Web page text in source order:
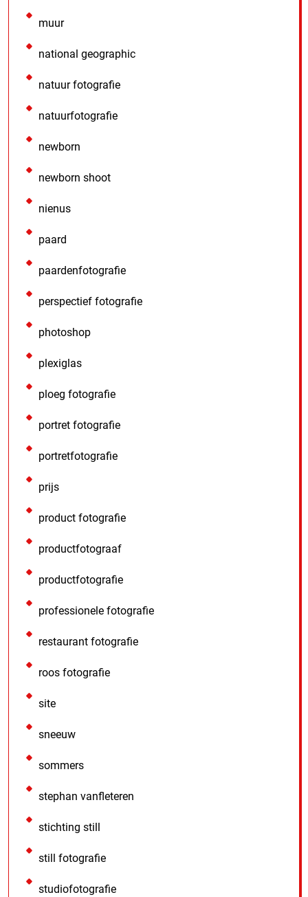
muur
national geographic
natuur fotografie
natuurfotografie
newborn
newborn shoot
nienus
paard
paardenfotografie
perspectief fotografie
photoshop
plexiglas
ploeg fotografie
portret fotografie
portretfotografie
prijs
product fotografie
productfotograaf
productfotografie
professionele fotografie
restaurant fotografie
roos fotografie
site
sneeuw
sommers
stephan vanfleteren
stichting still
still fotografie
studiofotografie